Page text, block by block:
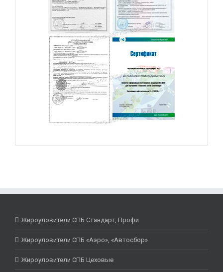
Жироуловители СПБ Стандарт, Профи
Жироуловители СПБ «Аэро», «Автосбор»
Жироуловители СПБ Цеховые